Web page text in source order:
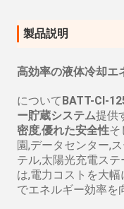
製品説明
高効率の液体冷却エ
についてBATT-CI-
ー貯蔵システム提供
密度,優れた安全性そ
園,データセンター,
テル,太陽光充電ス
は,電力コストを大
でエネルギー効率を